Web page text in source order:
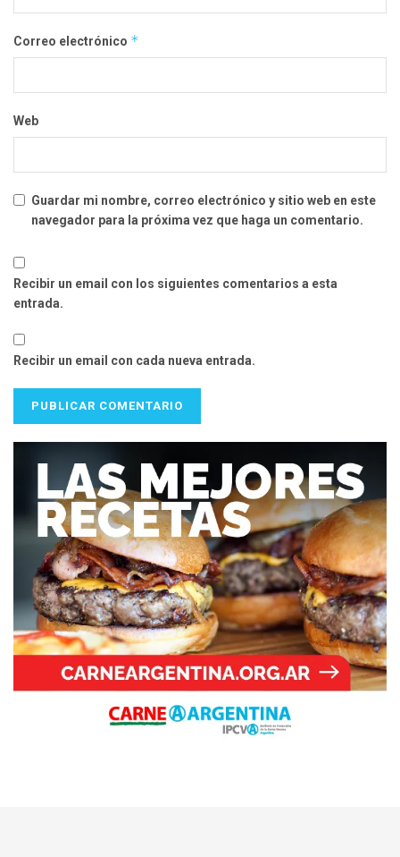
Correo electrónico *
Web
Guardar mi nombre, correo electrónico y sitio web en este
navegador para la próxima vez que haga un comentario.
Recibir un email con los siguientes comentarios a esta
entrada.
Recibir un email con cada nueva entrada.